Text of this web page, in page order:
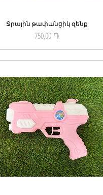
Quick View
Ջրային թափանցիկ զենք
Price
750,00 ֏